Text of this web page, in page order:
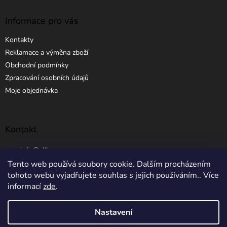
Tento web používá soubory cookie. Dalším procházením
tohoto webu vyjadřujete souhlas s jejich používáním.. Více
informacízde.
Nastavení
Informace pro vás
Kontakty
Reklamace a výměna zboží
Obchodní podmínky
Zpracování osobních údajů
Moje objednávka
Kontakt
info @ elibros.cz
+420 734 184 444